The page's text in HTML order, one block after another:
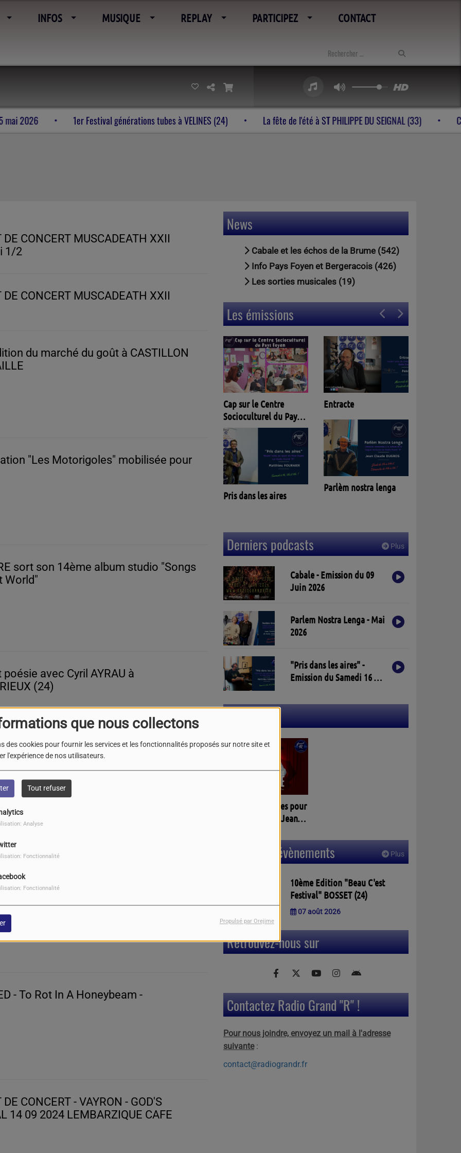
que nous collectons
des cookies pour fournir les services et les fonctionnalités proposés sur notre site et
l'expérience de nos utilisateurs.
Tout refuser
Analyse
Fonctionnalité
Fonctionnalité
Propulsé par Orejime
INFOS MUSIQUE REPLAY PARTICIPEZ CONTACT
l’imaginaire 23-24-25 mai 2026 1er Festival générations tubes à VELINES (24) La fête de l'été à ST PHILIPPE DU
DE CONCERT MUSCADEATH XXII
1/2
DE CONCERT MUSCADEATH XXII
du marché du goût à CASTILLON
"Les Motorigoles" mobilisée pour
sort son 14ème album studio "Songs
World"
poésie avec Cyril AYRAU à
(24)
- Altering Fates and Destinies -
INFERN - Turn Of The Tide -
- To Rot In A Honeybeam -
CONCERT - VAYRON - GOD'S
FUNERAL 14 09 2024 LEMBARZIQUE CAFE
News
Cabale et les échos de la Brume (542)
Info Pays Foyen et Bergeracois (426)
Les sorties musicales (19)
Les émissions
Cap sur le Centre
Socioculturel du Pays
Foyen
Pris dans les aires
Entracte
Parlèm nostra lenga
Plus
Derniers podcasts
Cabale - Emission du 09
Juin 2026
Parlem Nostra Lenga - Mai
2026
"Pris dans les aires" -
Emission du Samedi 16 Mai
Gagnez vos places pour
le spectacles de Jean
Plus
Prochains évènements
10ème Edition "Beau C'est
Festival" BOSSET (24)
07 août 2026
Retrouvez-nous sur
Contactez Radio Grand "R" !
Pour nous joindre, envoyez un mail à l'adresse
suivante:
contact@radiograndr.fr